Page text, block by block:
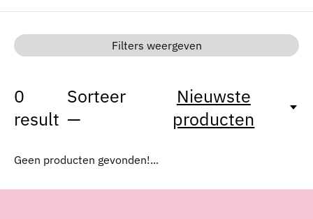
Filters weergeven
0
result
Sorteer
—
Nieuwste
producten
Geen producten gevonden!...